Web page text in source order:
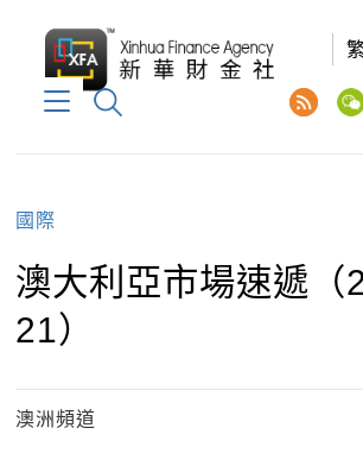
國際
澳大利亞市場速遞（
21）
澳洲頻道